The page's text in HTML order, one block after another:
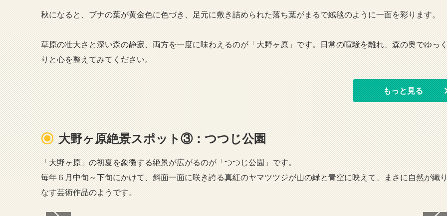
秋になると、ブナの葉が黄金色に色づき、足元に敷き詰められた落ち葉がまるで絨毯のように一面を彩ります。
草原の壮大さと深い森の静寂、両方を一度に味わえるのが「大野ヶ原」です。日常の喧騒を離れ、森の奥でゆっ
りと心を整えてみてください。
もっと見る
大野ヶ原絶景スポット③：つつじ公園
「大野ヶ原」の初夏を象徴する絶景が広がるのが「つつじ公園」です。
毎年６月中旬～下旬にかけて、斜面一面に咲き誇る真紅のヤマツツジが山の緑と青空に映えて、まさに自然が織
なす芸術作品のようです。